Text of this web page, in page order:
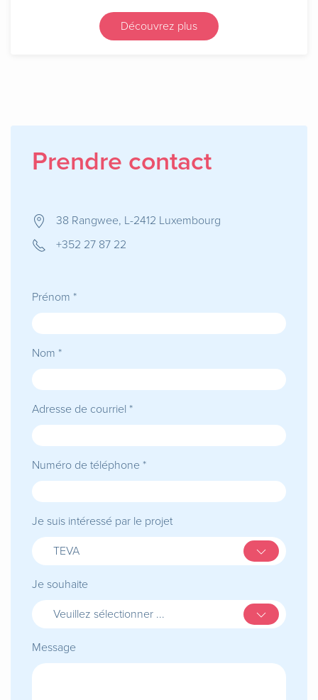
Découvrez plus
Prendre contact
38 Rangwee, L-2412 Luxembourg
+352 27 87 22
Prénom *
Nom *
Adresse de courriel *
Numéro de téléphone *
Je suis intéressé par le projet
TEVA
Je souhaite
Veuillez sélectionner ...
Message